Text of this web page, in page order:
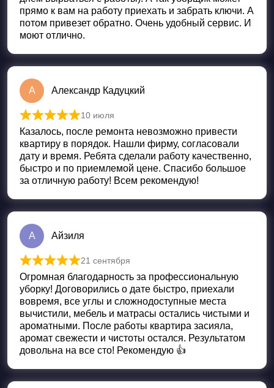
прямо к вам на работу приехать и забрать ключи. А
потом привезет обратно. Очень удобный сервис. И
моют отлично.
А Александр Кадуцкий
Оценка
10 июля
Казалось, после ремонта невозможно привести
квартиру в порядок. Нашли фирму, согласовали
дату и время. Ребята сделали работу качественно,
быстро и по приемлемой цене. Спасибо большое
за отличную работу! Всем рекомендую!
А Айзиля
Оценка
21 сентября
Огромная благодарность за профессиональную
уборку! Договорились о дате быстро, приехали
вовремя, все углы и сложнодоступные места
вычистили, мебель и матрасы остались чистыми и
ароматными. После работы квартира засияла,
аромат свежести и чистоты остался. Результатом
довольна на все сто! Рекомендую 👍